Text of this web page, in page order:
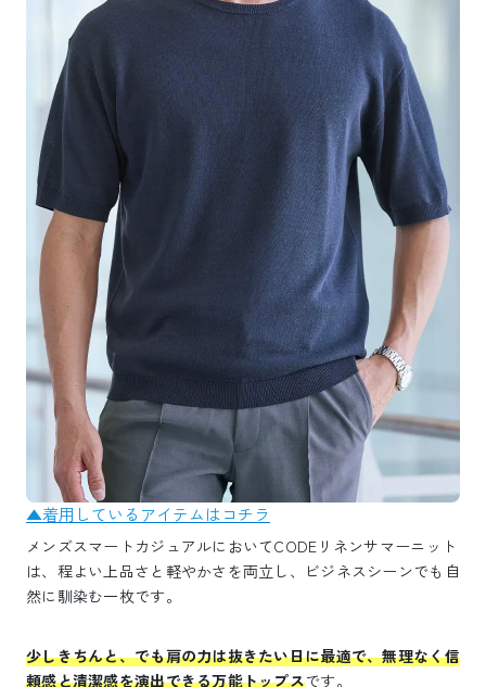
▲着用しているアイテムはコチラ
メンズスマートカジュアルにおいてCODEリネンサマーニット
は、程よい上品さと軽やかさを両立し、ビジネスシーンでも自
然に馴染む一枚です。
少しきちんと、でも肩の力は抜きたい日に最適で、無理なく信
頼感と清潔感を演出できる万能トップスです。